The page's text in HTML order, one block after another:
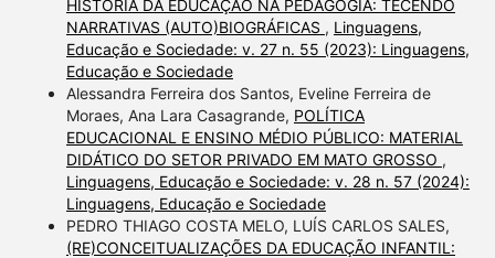
HISTÓRIA DA EDUCAÇÃO NA PEDAGOGIA: TECENDO
NARRATIVAS (AUTO)BIOGRÁFICAS , Linguagens,
Educação e Sociedade: v. 27 n. 55 (2023): Linguagens,
Educação e Sociedade
Alessandra Ferreira dos Santos, Eveline Ferreira de
Moraes, Ana Lara Casagrande, POLÍTICA
EDUCACIONAL E ENSINO MÉDIO PÚBLICO: MATERIAL
DIDÁTICO DO SETOR PRIVADO EM MATO GROSSO ,
Linguagens, Educação e Sociedade: v. 28 n. 57 (2024):
Linguagens, Educação e Sociedade
PEDRO THIAGO COSTA MELO, LUÍS CARLOS SALES,
(RE)CONCEITUALIZAÇÕES DA EDUCAÇÃO INFANTIL: